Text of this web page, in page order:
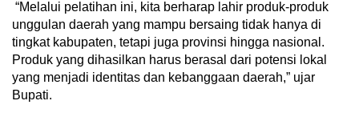
“Melalui pelatihan ini, kita berharap lahir produk-produk
unggulan daerah yang mampu bersaing tidak hanya di
tingkat kabupaten, tetapi juga provinsi hingga nasional.
Produk yang dihasilkan harus berasal dari potensi lokal
yang menjadi identitas dan kebanggaan daerah,” ujar
Bupati.